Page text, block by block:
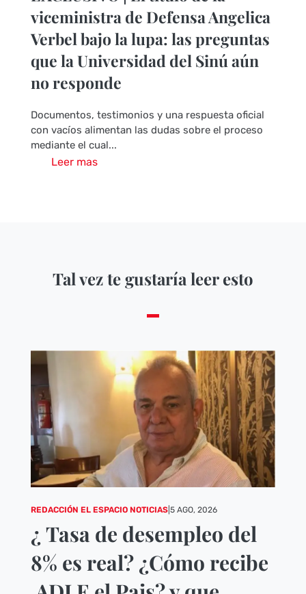
viceministra de Defensa Angelica
Verbel bajo la lupa: las preguntas
que la Universidad del Sinú aún
no responde
Documentos, testimonios y una respuesta oficial
con vacíos alimentan las dudas sobre el proceso
mediante el cual...
Leer mas
Tal vez te gustaría leer esto
REDACCIÓN EL ESPACIO NOTICIAS| 5 AGO, 2026
¿ Tasa de desempleo del
8% es real? ¿Cómo recibe